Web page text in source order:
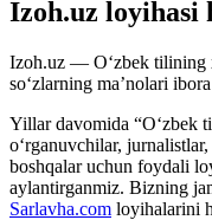
Izoh.uz loyihasi
Izoh.uz — O‘zbek tilining
so‘zlarning ma’nolari
Yillar davomida “O‘zbek
o‘rganuvchilar,
boshqalar uchun foydali
aylantirganmiz. Bizning
Sarlavha.com loyihalarini